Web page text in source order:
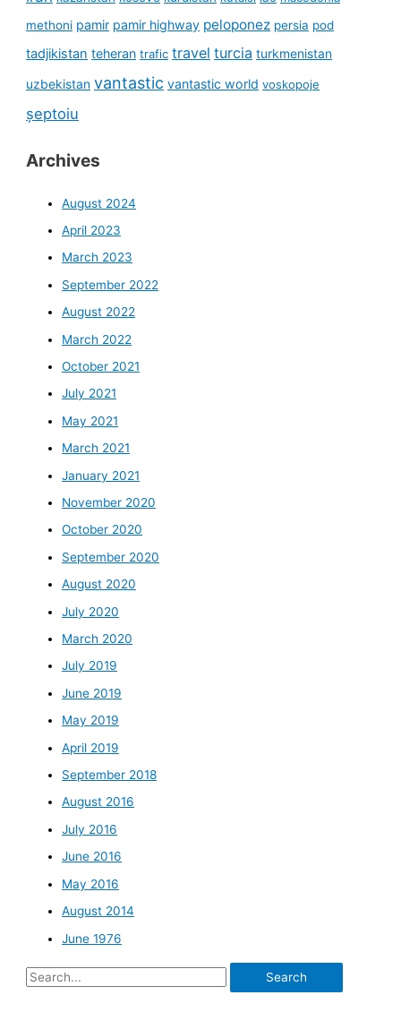
methoni pamir pamir highway peloponez persia pod
tadjikistan teheran trafic travel turcia turkmenistan
uzbekistan vantastic vantastic world voskopoje
șeptoiu
Archives
August 2024
April 2023
March 2023
September 2022
August 2022
March 2022
October 2021
July 2021
May 2021
March 2021
January 2021
November 2020
October 2020
September 2020
August 2020
July 2020
March 2020
July 2019
June 2019
May 2019
April 2019
September 2018
August 2016
July 2016
June 2016
May 2016
August 2014
June 1976
Search